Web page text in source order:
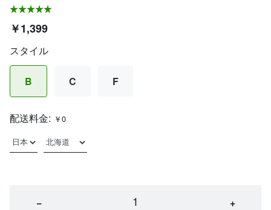
￥1,399
スタイル
B C F
配送料金: ￥0
− +